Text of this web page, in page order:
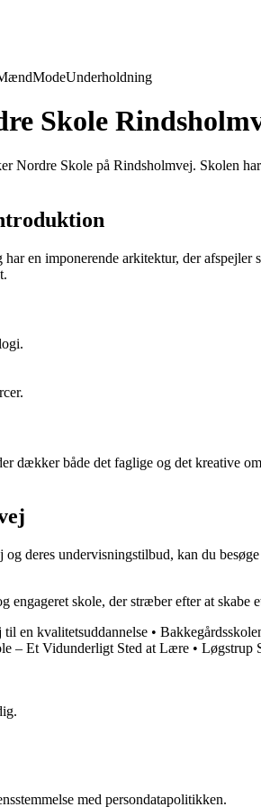
ModeUnderholdning
Skole
Nordre Skole på Rindsholmvej. Skolen
en imponerende arkitektur, der
dækker både det faglige og det kreative
deres undervisningstilbud, kan du
engageret skole, der stræber efter at
en kvalitetsuddannelse •
– Et Vidunderligt Sted at Lære • Løgstrup
med persondatapolitikken.